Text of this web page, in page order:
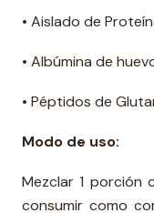
• Aislado de
• Albúmina de
• Péptidos de
Modo de uso:
Mezclar 1 porción
consumir como